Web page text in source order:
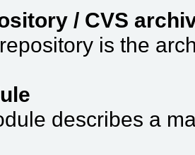
/ CVS
is the
describes a